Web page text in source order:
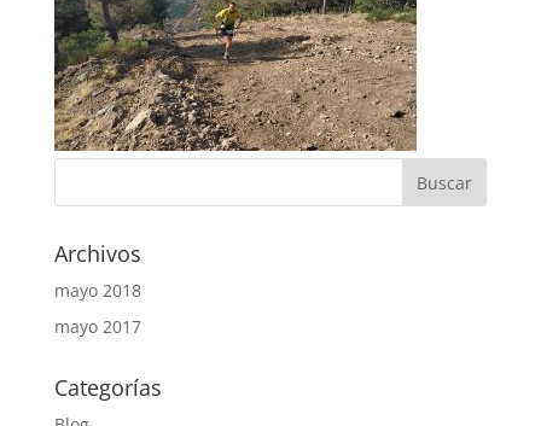
Archivos
mayo 2018
mayo 2017
Categorías